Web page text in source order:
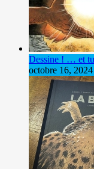
Dessine ! … et tu
octobre 16, 2024